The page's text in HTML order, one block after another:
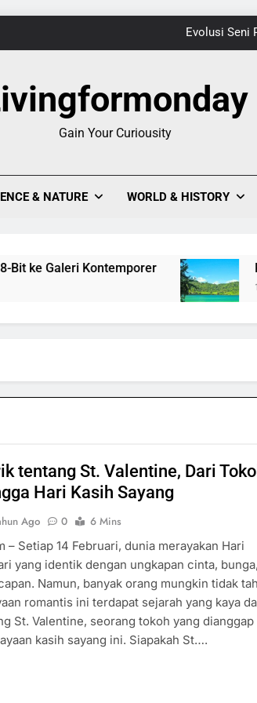
Evolusi Seni
Keajaiban Warna-Warni Danau Linow,
Gain Your Curiousity
& NATURE WORLD & HISTORY
Galeri Kontemporer
1 Tahun
tentang St. Valentine, Dari
Hari Kasih Sayang
Ago 0
6 Mins
– Setiap 14 Februari, dunia merayakan Hari
yang identik dengan ungkapan cinta, bunga,
Namun, banyak orang mungkin tidak
romantis ini terdapat sejarah yang kaya
St. Valentine, seorang tokoh yang dianggap
kasih sayang ini. Siapakah St….